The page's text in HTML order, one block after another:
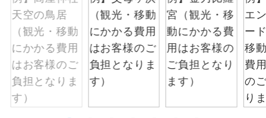
露天風呂
ご宿泊ホテルに露天風呂が付いていま
す。
大浴場 ご宿泊ホテルに大浴場が付いています。
全てのお食事が付いていますので、お食
く）
て、ご旅行の契約が成立となります。
ご予約方法について
ウェブ限定コースとなりますので、コールセ
ンター及びカウンターでのお申し込みはでき
ません。